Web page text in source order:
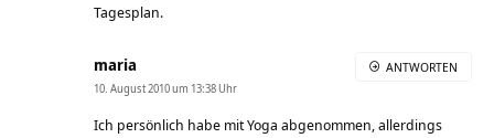
Tagesplan.
maria
10. August 2010 um 13:38 Uhr
Ich persönlich habe mit Yoga abgenommen, allerdings
ANTWORTEN